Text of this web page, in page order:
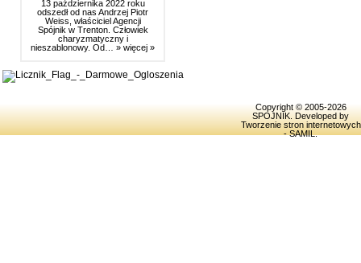
13 października 2022 roku
odszedł od nas Andrzej Piotr
Weiss, właściciel Agencji
Spójnik w Trenton. Człowiek
charyzmatyczny i
nieszablonowy. Od… » więcej »
Copyright © 2005-2026
SPOJNIK . Developed by
Tworzenie stron internetowych
- SAMIL.